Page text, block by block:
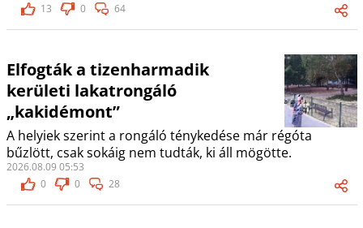
13
0 64
Elfogták a tizenharmadik
kerületi lakatrongáló
„kakidémont”
A helyiek szerint a rongáló ténykedése már régóta
bűzlött, csak sokáig nem tudták, ki áll mögötte.
2026.08.09 05:53
0
0 28